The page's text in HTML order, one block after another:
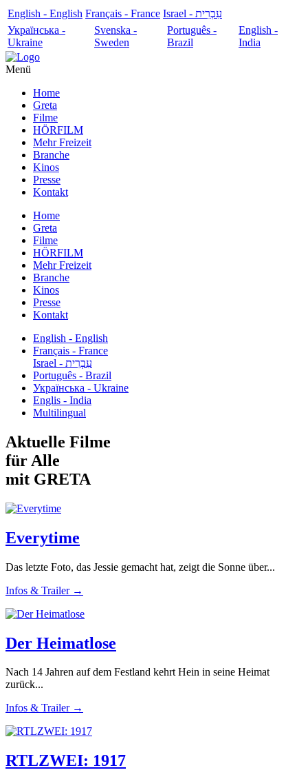
English - English Français - France
עִבְרִית - Israel
Українська -
Ukraine
Svenska -
Sweden
Português -
Brazil
English -
India
Menü
Home
Greta
Filme
HÖRFILM
Mehr Freizeit
Branche
Kinos
Presse
Kontakt
Home
Greta
Filme
HÖRFILM
Mehr Freizeit
Branche
Kinos
Presse
Kontakt
English - English
Français - France
עִבְרִית - Israel
Português - Brazil
Українська - Ukraine
Englis - India
Multilingual
Aktuelle Filme
für Alle
mit GRETA
Everytime
Das letzte Foto, das Jessie gemacht hat, zeigt die Sonne über...
Infos & Trailer →
Der Heimatlose
Nach 14 Jahren auf dem Festland kehrt Hein in seine Heimat
zurück...
Infos & Trailer →
RTLZWEI: 1917